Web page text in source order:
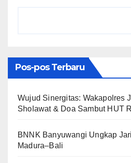
Pos-pos Terbaru
Wujud Sinergitas: Wakapolres
Sholawat & Doa Sambut HUT
BNNK Banyuwangi Ungkap
Madura–Bali